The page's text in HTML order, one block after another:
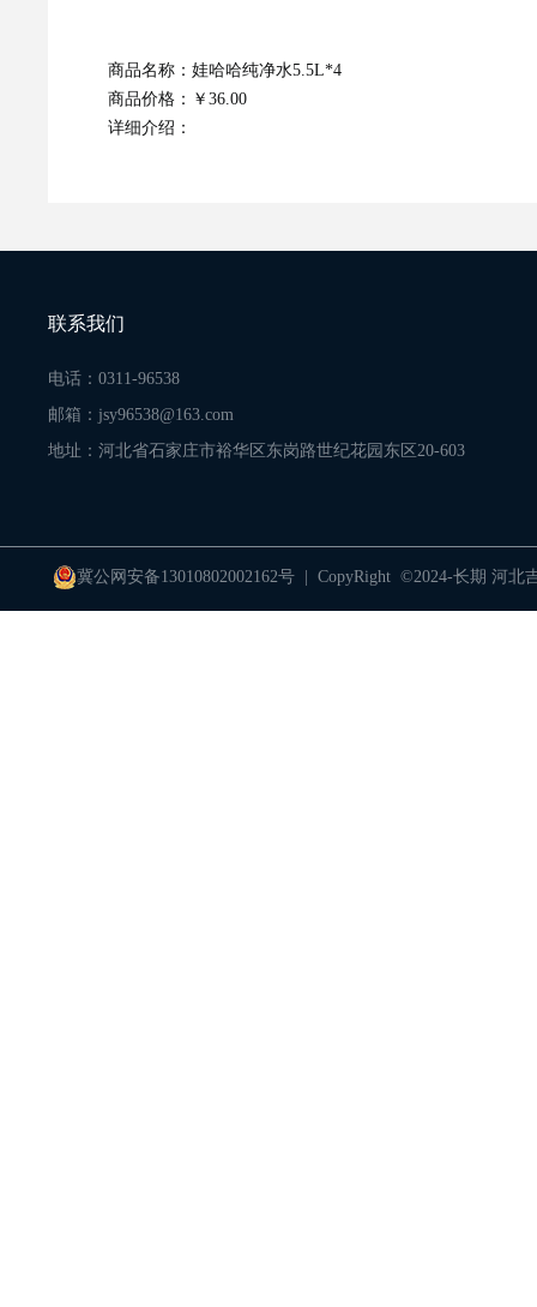
商品名称： 娃哈哈纯净水5.5L*4
商品价格： ￥36.00
详细介绍：
联系我们
电话：0311-96538
邮箱：jsy96538@163.com
地址：河北省石家庄市裕华区东岗路世纪花园东区20-603
冀公网安备13010802002162号| CopyRight ©2024-长期 河北